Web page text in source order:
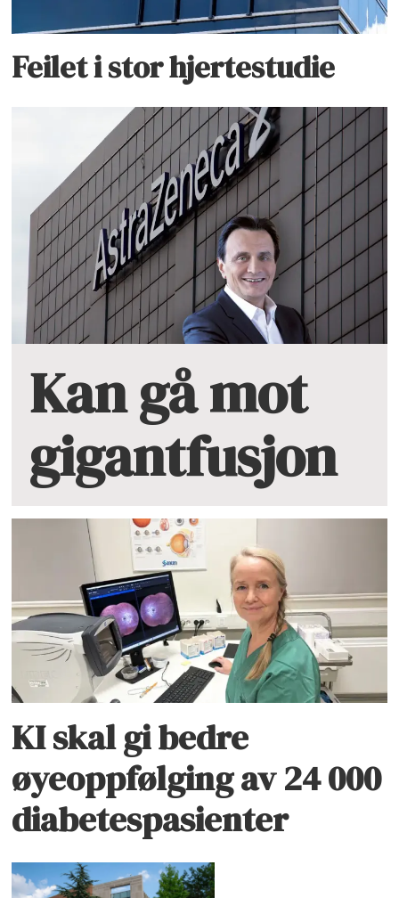
Feilet i stor hjertestudie
Kan gå mot
gigantfusjon
KI skal gi bedre
øyeoppfølging av 24 000
diabetespasienter